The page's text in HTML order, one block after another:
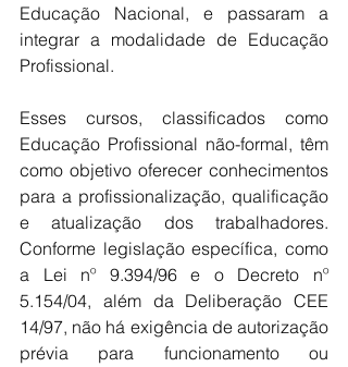
Educação Nacional, e passaram a
integrar a modalidade de Educação
Profissional.
Esses cursos, classificados como
Educação Profissional não-formal, têm
como objetivo oferecer conhecimentos
para a profissionalização, qualificação
e atualização dos trabalhadores.
Conforme legislação específica, como
a Lei nº 9.394/96 e o Decreto nº
5.154/04, além da Deliberação CEE
14/97, não há exigência de autorização
prévia para funcionamento ou